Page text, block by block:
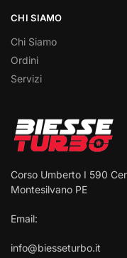
CHI SIAMO
Chi Siamo
Ordini
Servizi
Corso Umberto I 590
Montesilvano PE
Email:
info@biesseturbo.it